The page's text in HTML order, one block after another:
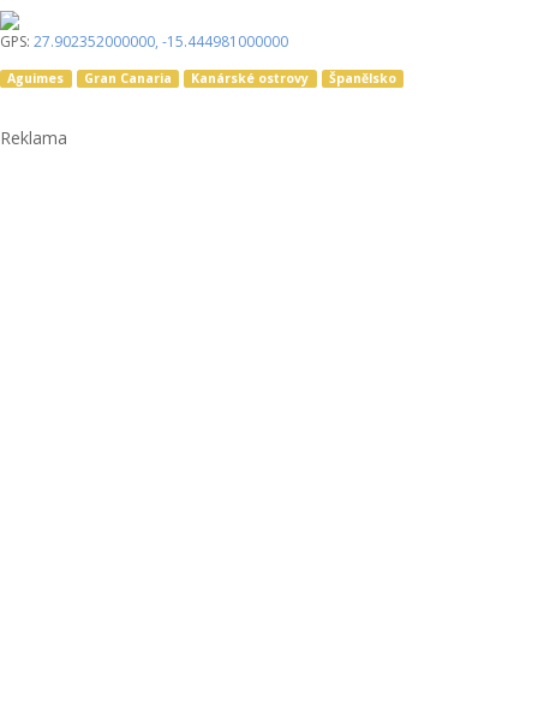
GPS: 27.902352000000, -15.444981000000
Aguimes Gran Canaria Kanárské ostrovy Španělsko
Reklama